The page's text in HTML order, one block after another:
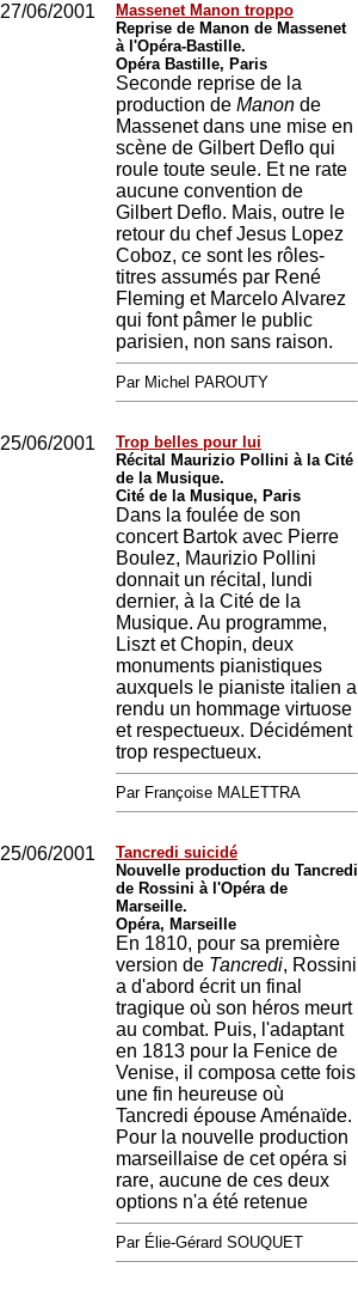
27/06/2001
Massenet Manon troppo
Reprise de Manon de Massenet
à l'Opéra-Bastille.
Opéra Bastille, Paris
Seconde reprise de la
production de Manon de
Massenet dans une mise en
scène de Gilbert Deflo qui
roule toute seule. Et ne rate
aucune convention de
Gilbert Deflo. Mais, outre le
retour du chef Jesus Lopez
Coboz, ce sont les rôles-
titres assumés par René
Fleming et Marcelo Alvarez
qui font pâmer le public
parisien, non sans raison.
Par Michel PAROUTY
25/06/2001
Trop belles pour lui
Récital Maurizio Pollini à la Cité
de la Musique.
Cité de la Musique, Paris
Dans la foulée de son
concert Bartok avec Pierre
Boulez, Maurizio Pollini
donnait un récital, lundi
dernier, à la Cité de la
Musique. Au programme,
Liszt et Chopin, deux
monuments pianistiques
auxquels le pianiste italien a
rendu un hommage virtuose
et respectueux. Décidément
trop respectueux.
Par Françoise MALETTRA
25/06/2001
Tancredi suicidé
Nouvelle production du Tancredi
de Rossini à l'Opéra de
Marseille.
Opéra, Marseille
En 1810, pour sa première
version de Tancredi, Rossini
a d'abord écrit un final
tragique où son héros meurt
au combat. Puis, l'adaptant
en 1813 pour la Fenice de
Venise, il composa cette fois
une fin heureuse où
Tancredi épouse Aménaïde.
Pour la nouvelle production
marseillaise de cet opéra si
rare, aucune de ces deux
options n'a été retenue
Par Élie-Gérard SOUQUET